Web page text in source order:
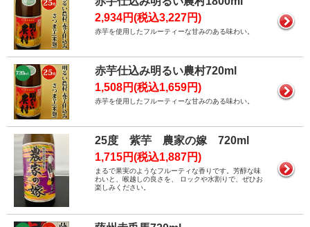
2,934円(税込3,227円)
赤芋を使用したフルーティーな甘みのある味わい。
赤芋仕込み明るい農村720ml
1,508円(税込1,659円)
赤芋を使用したフルーティーな甘みのある味わい。
25度 紫芋 農家の嫁 720ml
1,715円(税込1,887円)
まるで果実のようなフルーティな香りです。芳醇な味
わいと、喉越しの良さを、 ロックや水割りで、ぜひお
楽しみください。